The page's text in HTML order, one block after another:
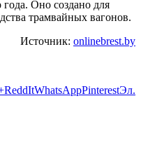
года. Оно создано для
трамвайных вагонов.
Источник: onlinebrest.by
ReddItWhatsAppPinterestЭл.